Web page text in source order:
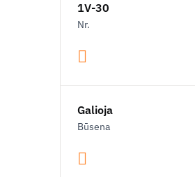
1V-30
Nr.
Galioja
Būsena